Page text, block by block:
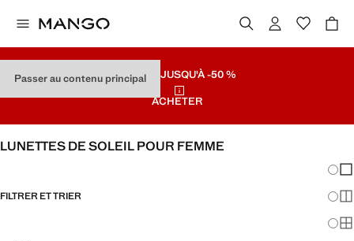
Passer au contenu principal
SOLDES JUSQU'À -50 %
ACHETER
LUNETTES DE SOLEIL POUR FEMME
FILTRER ET TRIER